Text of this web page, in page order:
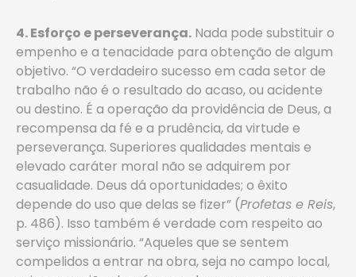
4. Esforço e perseverança. Nada pode substituir o
empenho e a tenacidade para obtenção de algum
objetivo. “O verdadeiro sucesso em cada setor de
trabalho não é o resultado do acaso, ou acidente
ou destino. É a operação da providência de Deus, a
recompensa da fé e a prudência, da virtude e
perseverança. Superiores qualidades mentais e
elevado caráter moral não se adquirem por
casualidade. Deus dá oportunidades; o êxito
depende do uso que delas se fizer” (Profetas e Reis,
p. 486). Isso também é verdade com respeito ao
serviço missionário. “Aqueles que se sentem
compelidos a entrar na obra, seja no campo local,